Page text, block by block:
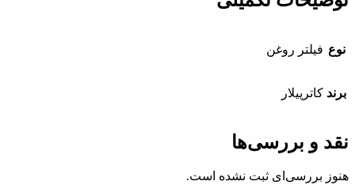
نوع فیلتر روغن
برند کاترپیلار
نقد و بررسی‌ها
هنوز بررسی‌ای ثبت نشده است.